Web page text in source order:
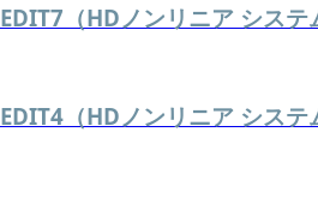
EDIT7（HDノンリニア システ
EDIT4（HDノンリニア システ